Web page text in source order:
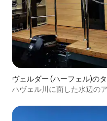
ヴェルダー (ハーフェル)の
ハヴェル川に面した水辺の